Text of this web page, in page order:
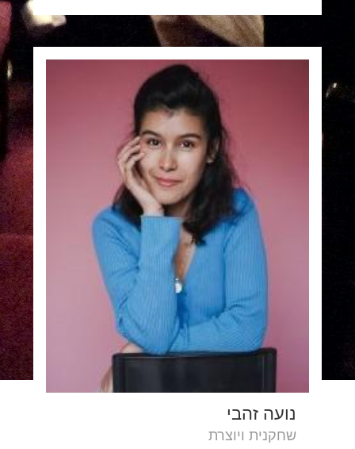
נועה זהבי
שחקנית ויוצרת